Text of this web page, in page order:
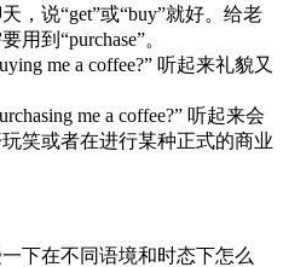
，说“get”或“buy”就好。给老
用到“purchase”。
me a coffee?” 听起来礼貌又
me a coffee?” 听起来会
笑或者在进行某种正式的商业
下在不同语境和时态下怎么